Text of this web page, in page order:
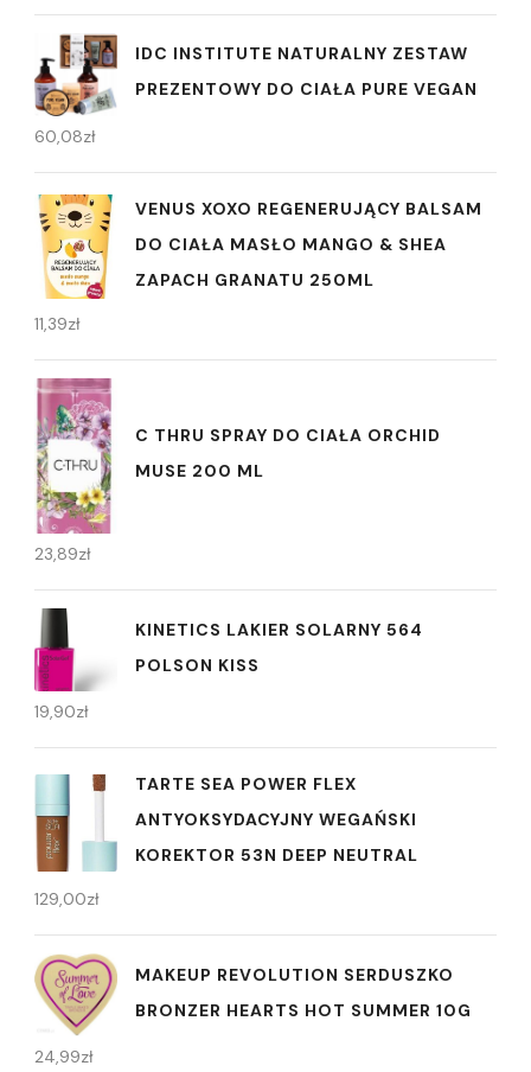
IDC INSTITUTE NATURALNY ZESTAW
PREZENTOWY DO CIAŁA PURE VEGAN
60,08zł
VENUS XOXO REGENERUJĄCY BALSAM
DO CIAŁA MASŁO MANGO & SHEA
ZAPACH GRANATU 250ML
11,39zł
C THRU SPRAY DO CIAŁA ORCHID
MUSE 200 ML
23,89zł
KINETICS LAKIER SOLARNY 564
POLSON KISS
19,90zł
TARTE SEA POWER FLEX
ANTYOKSYDACYJNY WEGAŃSKI
KOREKTOR 53N DEEP NEUTRAL
129,00zł
MAKEUP REVOLUTION SERDUSZKO
BRONZER HEARTS HOT SUMMER 10G
24,99zł